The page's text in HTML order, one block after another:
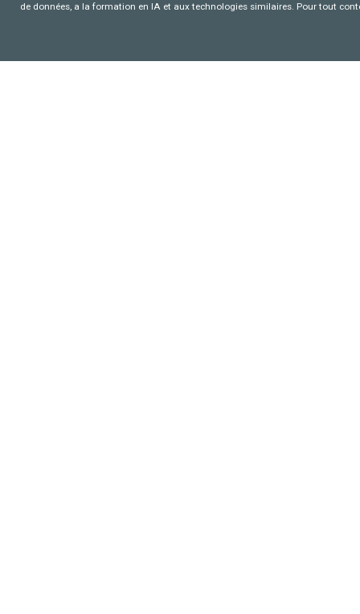
de données, a la formation en IA et aux technologies similaires. Pour tout